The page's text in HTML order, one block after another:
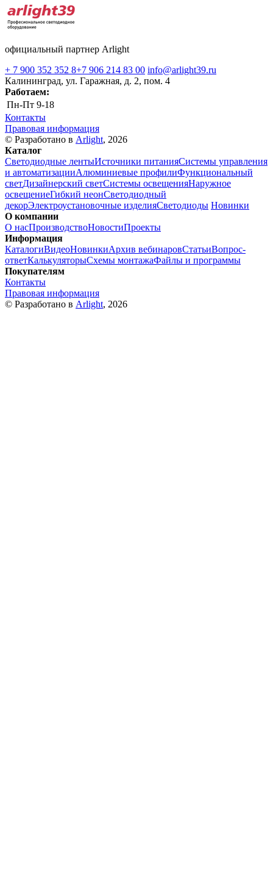
официальный партнер Arlight
+ 7 900 352 352 8+7 906 214 83 00 info@arlight39.ru
Калининград, ул. Гаражная, д. 2, пом. 4
Работаем:
Пн-Пт 9-18
Контакты
Правовая информация
© Разработано в Arlight, 2026
Каталог
Светодиодные лентыИсточники питанияСистемы управления
и автоматизацииАлюминиевые профилиФункциональный
светДизайнерский светСистемы освещенияНаружное
освещениеГибкий неонСветодиодный
декорЭлектроустановочные изделияСветодиоды Новинки
О компании
О насПроизводствоНовостиПроекты
Информация
КаталогиВидеоНовинкиАрхив вебинаровСтатьиВопрос-
ответКалькуляторыСхемы монтажаФайлы и программы
Покупателям
Контакты
Правовая информация
© Разработано в Arlight, 2026